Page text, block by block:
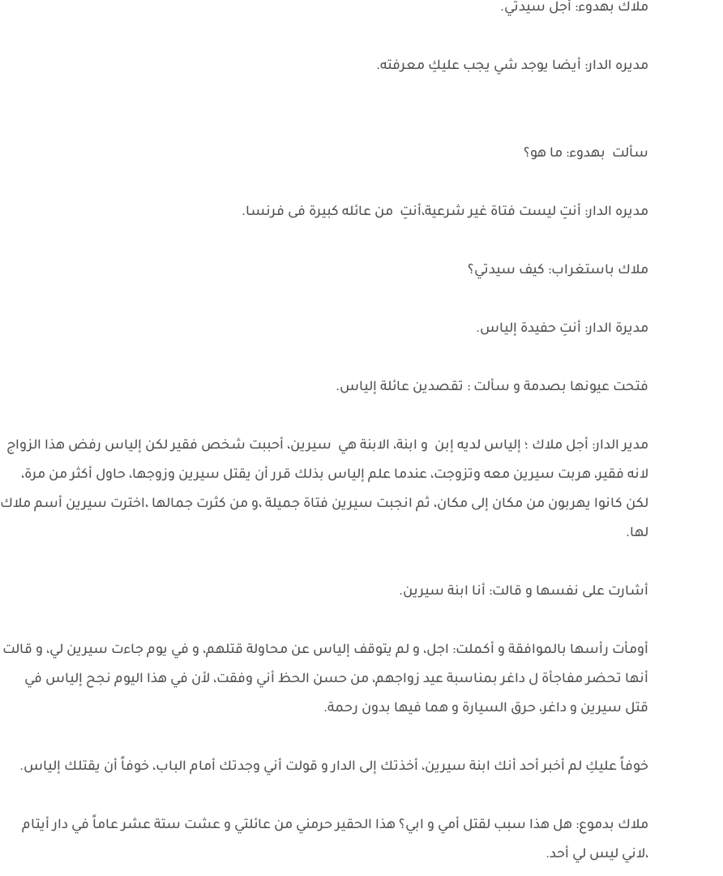
ملاك بهدوء: أجل سيدتي.
مديره الدار: أيضا يوجد شي يجب عليكِ معرفته.
سألت بهدوء: ما هو؟
مديره الدار: أنتِ ليست فتاة غير شرعية،أنتِ من عائله كبيرة فى فرنسا.
ملاك باستغراب: كيف سيدتي؟
مديرة الدار: أنتِ حفيدة إلياس.
فتحت عيونها بصدمة و سألت : تقصدين عائلة إلياس.
مدير الدار: أجل ملاك ؛ إلياس لديه إبن و ابنة، الابنة هي سيرين، أحببت شخص فقير لكن إلياس رفض هذا الزواج
لانه فقير، هربت سيرين معه وتزوجت، عندما علم إلياس بذلك قرر أن يقتل سيرين وزوجها، حاول أكثر من مرة،
لكن كانوا يهربون من مكان إلى مكان، ثم انجبت سيرين فتاة جميلة ،و من كثرت جمالها ،اخترت سيرين أسم ملاك
لها.
أشارت على نفسها و قالت: أنا ابنة سيرين.
أومأت رأسها بالموافقة و أكملت: اجل، و لم يتوقف إلياس عن محاولة قتلهم، و في يوم جاءت سيرين لي، و قالت
أنها تحضر مفاجأة ل داغر بمناسبة عيد زواجهم، من حسن الحظ أني وفقت، لأن في هذا اليوم نجح إلياس في
قتل سيرين و داغر، حرق السيارة و هما فيها بدون رحمة.
خوفاً عليكِ لم أخبر أحد أنك ابنة سيرين، أخذتك إلى الدار و قولت أني وجدتك أمام الباب، خوفاً أن يقتلك إلياس.
ملاك بدموع: هل هذا سبب لقتل أمي و ابي؟ هذا الحقير حرمني من عائلتي و عشت ستة عشر عاماً في دار أيتام
،لاني ليس لي أحد.